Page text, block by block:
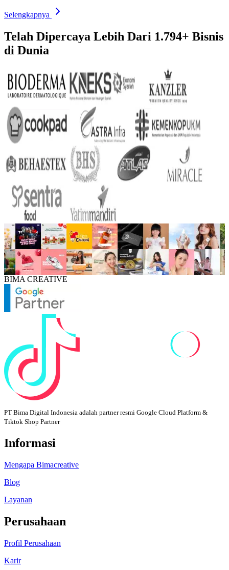
Selengkapnya
Telah Dipercaya Lebih Dari 1.794+ Bisnis
di Dunia
BIMA CREATIVE
PT Bima Digital Indonesia adalah partner resmi Google Cloud Platform &
Tiktok Shop Partner
Informasi
Mengapa Bimacreative
Blog
Layanan
Perusahaan
Profil Perusahaan
Karir